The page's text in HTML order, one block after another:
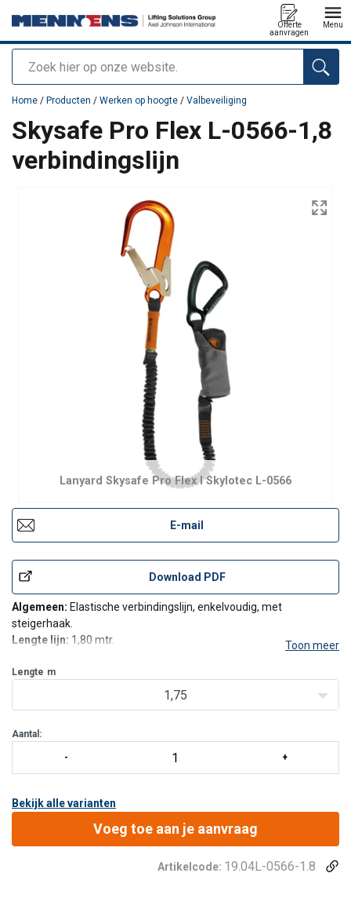
Zoeken
Offerte
aanvragen
Menu
toegevoegd aan uw offerte
Home / Producten / Werken op hoogte / Valbeveiliging
Skysafe Pro Flex L-0566-1,8
verbindingslijn
Lanyard Skysafe Pro Flex I Skylotec L-0566
E-mail
Download PDF
Algemeen: Elastische verbindingslijn, enkelvoudig, met
steigerhaak.
Lengte lijn: 1,80 mtr.
Valdemping:
140 kg.
Extra's:
Getest op scherpe ran
Toon meer
Lengte m
1,75
Aantal:
Bekijk alle varianten
Voeg toe aan je aanvraag
Artikelcode: 19.04L-0566-1.8